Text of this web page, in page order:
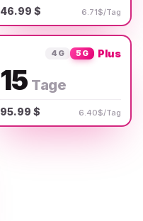
46.99 $ 6.71$/Tag
4G 5G Plus
15 Tage
95.99 $ 6.40$/Tag